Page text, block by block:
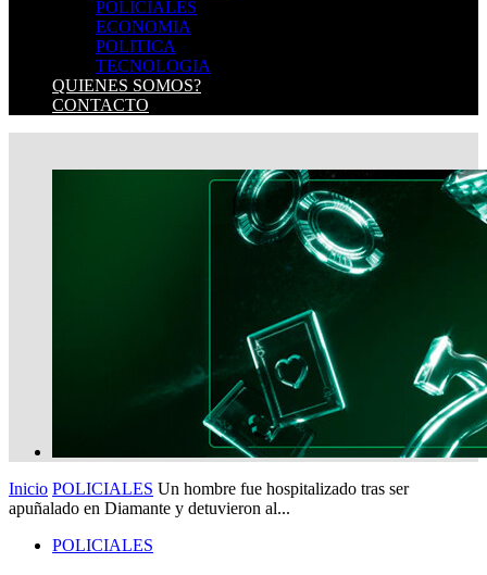
POLICIALES
ECONOMIA
POLITICA
TECNOLOGIA
QUIENES SOMOS?
CONTACTO
Inicio POLICIALES Un hombre fue hospitalizado tras ser
apuñalado en Diamante y detuvieron al...
POLICIALES